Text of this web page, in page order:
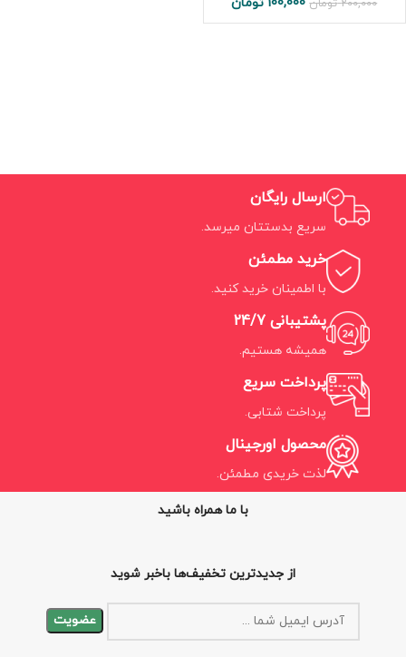
ارسال رایگان
سریع بدستتان میرسد.
خرید مطمئن
با اطمینان خرید کنید.
پشتیبانی 24/7
همیشه هستیم.
پرداخت سریع
پرداخت شتابی.
محصول اورجینال
لذت خریدی مطمئن.
با ما همراه باشید
از جدیدترین تخفیف‌ها باخبر شوید